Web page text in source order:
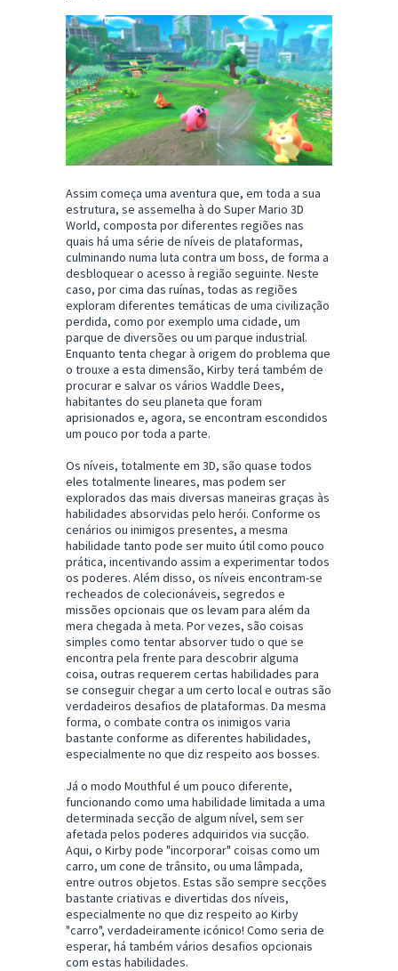
Assim começa uma aventura que, em toda a sua
estrutura, se assemelha à do Super Mario 3D
World, composta por diferentes regiões nas
quais há uma série de níveis de plataformas,
culminando numa luta contra um boss, de forma a
desbloquear o acesso à região seguinte. Neste
caso, por cima das ruínas, todas as regiões
exploram diferentes temáticas de uma civilização
perdida, como por exemplo uma cidade, um
parque de diversões ou um parque industrial.
Enquanto tenta chegar à origem do problema que
o trouxe a esta dimensão, Kirby terá também de
procurar e salvar os vários Waddle Dees,
habitantes do seu planeta que foram
aprisionados e, agora, se encontram escondidos
um pouco por toda a parte.
Os níveis, totalmente em 3D, são quase todos
eles totalmente lineares, mas podem ser
explorados das mais diversas maneiras graças às
habilidades absorvidas pelo herói. Conforme os
cenários ou inimigos presentes, a mesma
habilidade tanto pode ser muito útil como pouco
prática, incentivando assim a experimentar todos
os poderes. Além disso, os níveis encontram-se
recheados de colecionáveis, segredos e
missões opcionais que os levam para além da
mera chegada à meta. Por vezes, são coisas
simples como tentar absorver tudo o que se
encontra pela frente para descobrir alguma
coisa, outras requerem certas habilidades para
se conseguir chegar a um certo local e outras são
verdadeiros desafios de plataformas. Da mesma
forma, o combate contra os inimigos varia
bastante conforme as diferentes habilidades,
especialmente no que diz respeito aos bosses.
Já o modo Mouthful é um pouco diferente,
funcionando como uma habilidade limitada a uma
determinada secção de algum nível, sem ser
afetada pelos poderes adquiridos via sucção.
Aqui, o Kirby pode "incorporar" coisas como um
carro, um cone de trânsito, ou uma lâmpada,
entre outros objetos. Estas são sempre secções
bastante criativas e divertidas dos níveis,
especialmente no que diz respeito ao Kirby
"carro", verdadeiramente icónico! Como seria de
esperar, há também vários desafios opcionais
com estas habilidades.